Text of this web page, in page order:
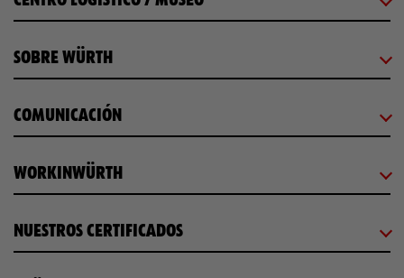
SOBRE WÜRTH
COMUNICACIÓN
WORKINWÜRTH
NUESTROS CERTIFICADOS